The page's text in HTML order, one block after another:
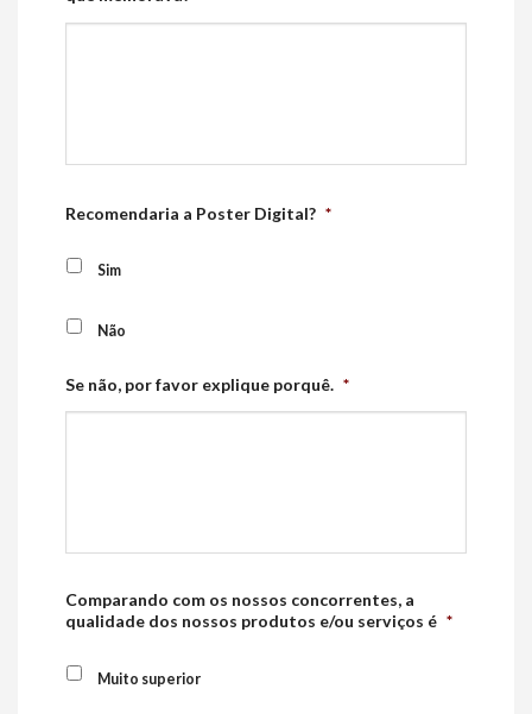
Recomendaria a Poster Digital? *
Sim
Não
Se não, por favor explique porquê. *
Comparando com os nossos concorrentes, a
qualidade dos nossos produtos e/ou serviços é *
Muito superior